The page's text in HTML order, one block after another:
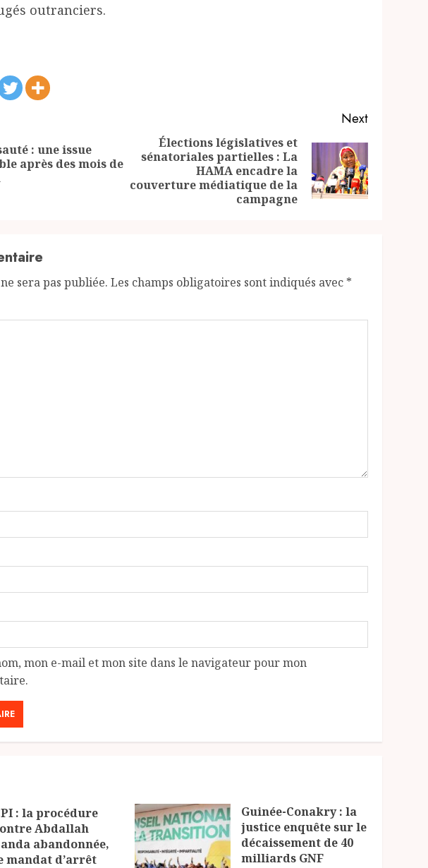
outranciers.
Previous
post:
: une issue
après des mois de
Next
Next
post:
Élections législatives et
sénatoriales partielles : La
HAMA encadre la
couverture médiatique de la
campagne
sera pas publiée. Les champs obligatoires sont indiqués avec *
mon e-mail et mon site dans le navigateur pour mon
: la procédure
Abdallah
abandonnée,
mandat d’arrêt
Guinée-Conakry : la
justice enquête sur le
décaissement de 40
milliards GNF